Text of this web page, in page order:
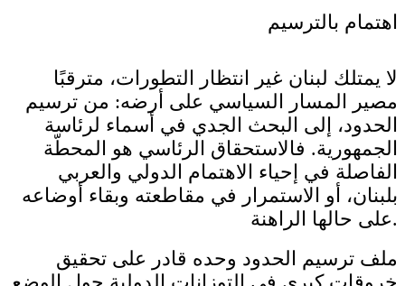
اهتمام بالترسيم
لا يمتلك لبنان غير انتظار التطورات، مترقبًا
مصير المسار السياسي على أرضه: من ترسيم
الحدود، إلى البحث الجدي في أسماء لرئاسة
الجمهورية. فالاستحقاق الرئاسي هو المحطّة
الفاصلة في إحياء الاهتمام الدولي والعربي
بلبنان، أو الاستمرار في مقاطعته وبقاء أوضاعه
على حالها الراهنة.
ملف ترسيم الحدود وحده قادر على تحقيق